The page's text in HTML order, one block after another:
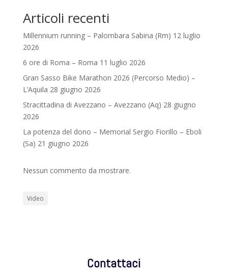
Articoli recenti
Millennium running – Palombara Sabina (Rm) 12 luglio
2026
6 ore di Roma – Roma 11 luglio 2026
Gran Sasso Bike Marathon 2026 (Percorso Medio) –
L’Aquila 28 giugno 2026
Stracittadina di Avezzano – Avezzano (Aq) 28 giugno
2026
La potenza del dono – Memorial Sergio Fiorillo – Eboli
(Sa) 21 giugno 2026
Nessun commento da mostrare.
Video
Contattaci